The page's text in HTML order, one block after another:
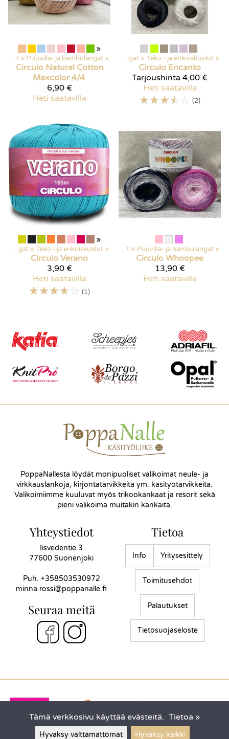
»
Langat ‪» Puuvilla- ja bambulangat ‪»
Circulo Natural Cotton
Maxcolor 4/4
6,90 €
Heti saatavilla
Kaikki tuotteet Langat ‪» Teko - ja erikoiskuidut ‪»
Circulo Encanto
Tarjoushinta 4,00 €
Heti saatavilla
☆☆☆☆ ☆ (2)
»
Langat ‪» Teko - ja erikoiskuidut ‪»
Circulo Verano
3,90 €
Heti saatavilla
☆☆☆☆☆ (1)
Kaikki tuotteet ‪» Langat ‪» Puuvilla- ja bambulangat ‪»
Circulo Whoopee
13,90 €
Heti saatavilla
PoppaNallesta löydät monipuoliset valikoimat neule- ja
virkkauslankoja, kirjontatarvikkeita ym. käsityötarvikkeita.
Valikoimiimme kuuluvat myös trikookankaat ja resorit sekä
pieni valikoima muitakin kankaita.
Yhteystiedot
Iisvedentie 3
77600 Suonenjoki
Puh. +358503530972
minna.rossi@poppanalle.fi
Seuraa meitä
Tietoa
Info Yritysesittely
Toimitusehdot
Palautukset
Tietosuojaseloste
Tämä verkkosivu käyttää evästeitä. Tietoa »
Hyväksy välttämättömät Hyväksy kaikki